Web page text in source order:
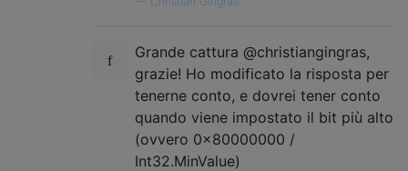
Grande cattura @christiangingras,
grazie! Ho modificato la risposta per
tenerne conto, e dovrei tener conto
quando viene impostato il bit più alto
(ovvero 0x80000000 /
Int32.MinValue)